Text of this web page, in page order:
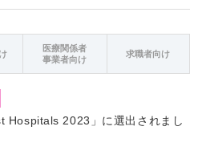
医療関係者
事業者向け
求職者向け
Hospitals 2023」に選出されまし